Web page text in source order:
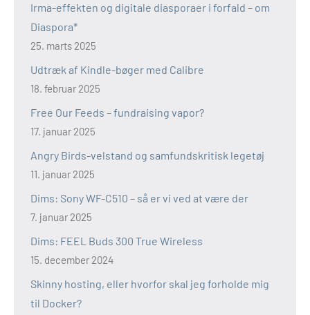
Irma-effekten og digitale diasporaer i forfald – om
Diaspora*
25. marts 2025
Udtræk af Kindle-bøger med Calibre
18. februar 2025
Free Our Feeds – fundraising vapor?
17. januar 2025
Angry Birds-velstand og samfundskritisk legetøj
11. januar 2025
Dims: Sony WF-C510 – så er vi ved at være der
7. januar 2025
Dims: FEEL Buds 300 True Wireless
15. december 2024
Skinny hosting, eller hvorfor skal jeg forholde mig
til Docker?